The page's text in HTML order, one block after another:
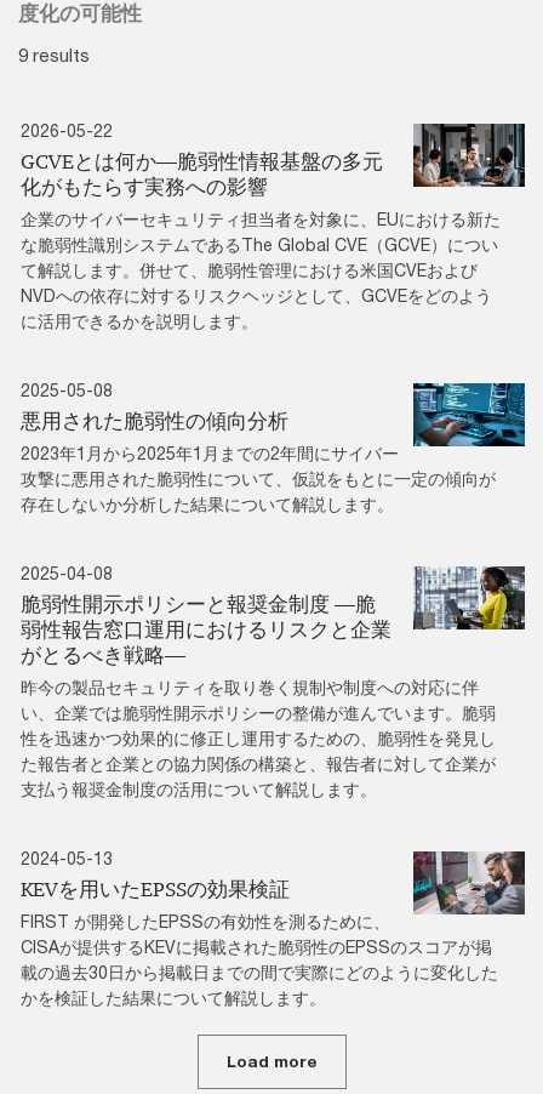
度化の可能性
9 results
2026-05-22
GCVEとは何か―脆弱性情報基盤の多元
化がもたらす実務への影響
企業のサイバーセキュリティ担当者を対象に、EUにおける新た
な脆弱性識別システムであるThe Global CVE（GCVE）につい
て解説します。併せて、脆弱性管理における米国CVEおよび
NVDへの依存に対するリスクヘッジとして、GCVEをどのよう
に活用できるかを説明します。
2025-05-08
悪用された脆弱性の傾向分析
2023年1月から2025年1月までの2年間にサイバー
攻撃に悪用された脆弱性について、仮説をもとに一定の傾向が
存在しないか分析した結果について解説します。
2025-04-08
脆弱性開示ポリシーと報奨金制度 ―脆
弱性報告窓口運用におけるリスクと企業
がとるべき戦略―
昨今の製品セキュリティを取り巻く規制や制度への対応に伴
い、企業では脆弱性開示ポリシーの整備が進んでいます。脆弱
性を迅速かつ効果的に修正し運用するための、脆弱性を発見し
た報告者と企業との協力関係の構築と、報告者に対して企業が
支払う報奨金制度の活用について解説します。
2024-05-13
KEVを用いたEPSSの効果検証
FIRST が開発したEPSSの有効性を測るために、
CISAが提供するKEVに掲載された脆弱性のEPSSのスコアが掲
載の過去30日から掲載日までの間で実際にどのように変化した
かを検証した結果について解説します。
Load more